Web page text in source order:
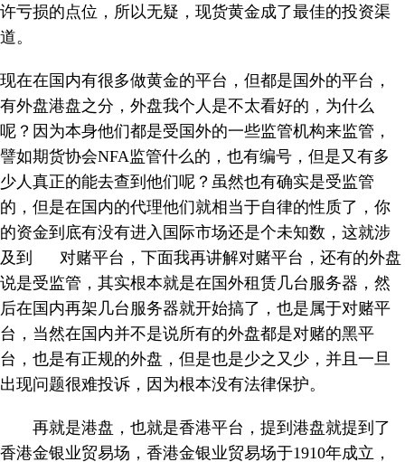
许亏损的点位，所以无疑，现货黄金成了最佳的投资渠
道。
现在在国内有很多做黄金的平台，但都是国外的平台，
有外盘港盘之分，外盘我个人是不太看好的，为什么
呢？因为本身他们都是受国外的一些监管机构来监管，
譬如期货协会NFA监管什么的，也有编号，但是又有多
少人真正的能去查到他们呢？虽然也有确实是受监管
的，但是在国内的代理他们就相当于自律的性质了，你
的资金到底有没有进入国际市场还是个未知数，这就涉
及到 对赌平台，下面我再讲解对赌平台，还有的外盘
说是受监管，其实根本就是在国外租赁几台服务器，然
后在国内再架几台服务器就开始搞了，也是属于对赌平
台，当然在国内并不是说所有的外盘都是对赌的黑平
台，也是有正规的外盘，但是也是少之又少，并且一旦
出现问题很难投诉，因为根本没有法律保护。
再就是港盘，也就是香港平台，提到港盘就提到了
香港金银业贸易场，香港金银业贸易场于1910年成立，